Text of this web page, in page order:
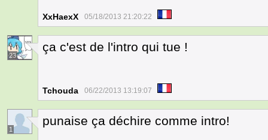
XxHaexX 05/18/2013 21:20:22
23
ça c'est de l'intro qui tue !
Tchouda 06/22/2013 13:19:07
1
punaise ça déchire comme intro!